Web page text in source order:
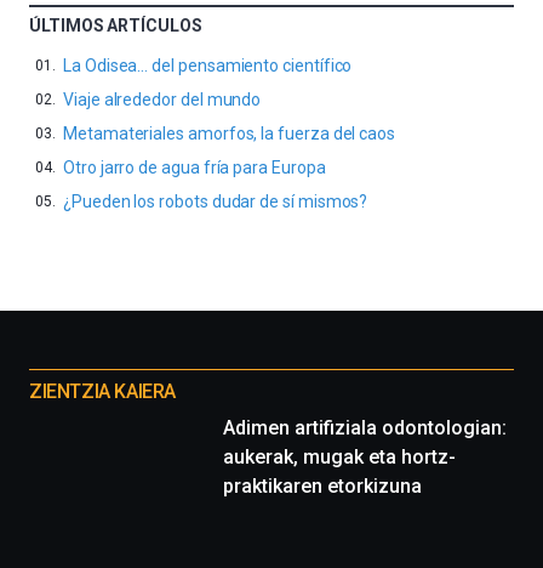
Cátedra…
ÚLTIMOS ARTÍCULOS
La Odisea… del pensamiento científico
Viaje alrededor del mundo
Metamateriales amorfos, la fuerza del caos
Otro jarro de agua fría para Europa
¿Pueden los robots dudar de sí mismos?
proyectos
ZIENTZIA KAIERA
Adimen artifiziala odontologian:
aukerak, mugak eta hortz-
praktikaren etorkizuna